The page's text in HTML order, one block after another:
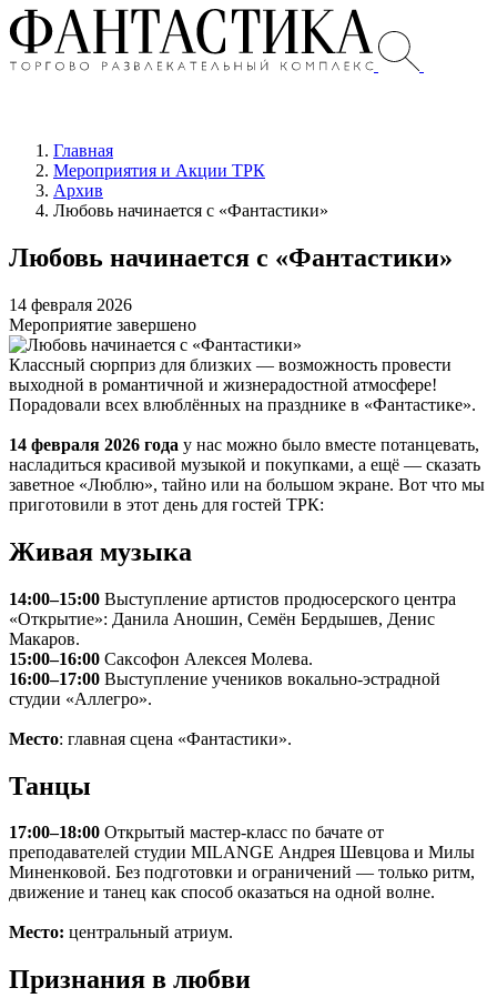
Главная
Мероприятия и Акции ТРК
Архив
Любовь начинается с «Фантастики»
Любовь начинается с «Фантастики»
14 февраля 2026
Мероприятие завершено
Классный сюрприз для близких — возможность провести
выходной в романтичной и жизнерадостной атмосфере!
Порадовали всех влюблённых на празднике в «Фантастике».
14 февраля 2026 года у нас можно было вместе потанцевать,
насладиться красивой музыкой и покупками, а ещё — сказать
заветное «Люблю», тайно или на большом экране. Вот что мы
приготовили в этот день для гостей ТРК:
Живая музыка
14:00–15:00 Выступление артистов продюсерского центра
«Открытие»: Данила Аношин, Семён Бердышев, Денис
Макаров.
15:00–16:00 Саксофон Алексея Молева.
16:00–17:00 Выступление учеников вокально-эстрадной
студии «Аллегро».
Место: главная сцена «Фантастики».
Танцы
17:00–18:00 Открытый мастер-класс по бачате от
преподавателей студии MILANGE Андрея Шевцова и Милы
Миненковой. Без подготовки и ограничений — только ритм,
движение и танец как способ оказаться на одной волне.
Место: центральный атриум.
Признания в любви